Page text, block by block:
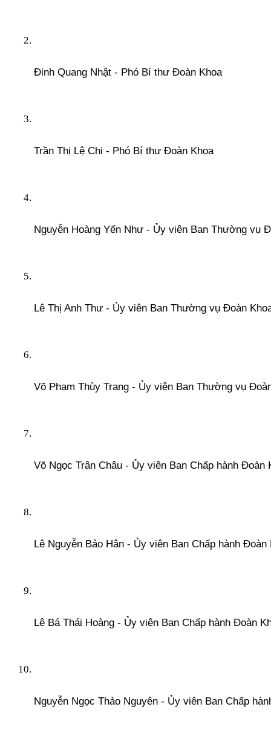
Đinh Quang Nhật - Phó Bí thư Đoàn Khoa
Trần Thị Lệ Chi - Phó Bí thư Đoàn Khoa
Nguyễn Hoàng Yến Như - Ủy viên Ban Thường vụ
Lê Thị Anh Thư - Ủy viên Ban Thường vụ Đoàn
Võ Phạm Thùy Trang - Ủy viên Ban Thường vụ
Võ Ngọc Trân Châu - Ủy viên Ban Chấp hành Đoàn
Lê Nguyễn Bảo Hân - Ủy viên Ban Chấp hành Đoàn
Lê Bá Thái Hoàng - Ủy viên Ban Chấp hành Đoàn
Nguyễn Ngọc Thảo Nguyên - Ủy viên Ban Chấp